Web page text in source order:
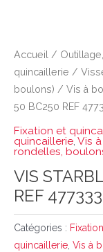
Accueil /
quincaillerie /
boulons) / Vis à
50 BC250 REF
Fixation et
quincaillerie,Vis
rondelles,
VIS
REF 477333
Catégories :
quincaillerie Vis à